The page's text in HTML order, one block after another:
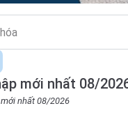
mới nhất 08/
nhất 08/2026